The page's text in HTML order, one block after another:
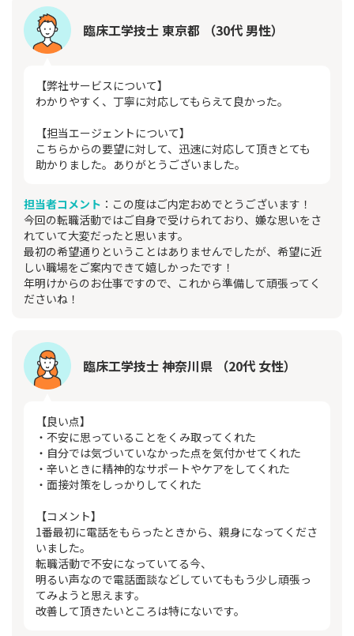
臨床工学技士 東京都 （30代 男性）
【弊社サービスについて】
わかりやすく、丁寧に対応してもらえて良かった。
【担当エージェントについて】
こちらからの要望に対して、迅速に対応して頂きとても
助かりました。ありがとうございました。
担当者コメント ：この度はご内定おめでとうございます！
今回の転職活動ではご自身で受けられており、嫌な思いをさ
れていて大変だったと思います。
最初の希望通りということはありませんでしたが、希望に近
しい職場をご案内できて嬉しかったです！
年明けからのお仕事ですので、これから準備して頑張ってく
ださいね！
臨床工学技士 神奈川県 （20代 女性）
【良い点】
・不安に思っていることをくみ取ってくれた
・自分では気づいていなかった点を気付かせてくれた
・辛いときに精神的なサポートやケアをしてくれた
・面接対策をしっかりしてくれた
【コメント】
1番最初に電話をもらったときから、親身になってくださ
いました。
転職活動で不安になっていてる今、
明るい声なので電話面談などしていてももう少し頑張っ
てみようと思えます。
改善して頂きたいところは特にないです。